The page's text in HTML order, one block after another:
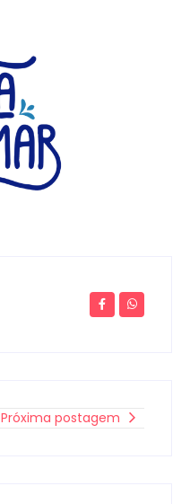
Próxima postagem